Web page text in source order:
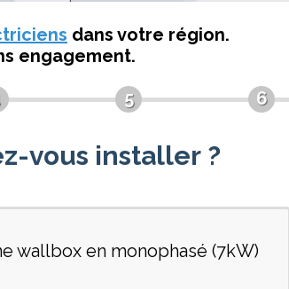
dans votre région.
engagement.
5 6
vous installer ?
wallbox en monophasé (7kW)